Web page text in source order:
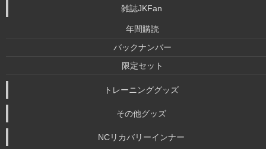
雑誌JKFan
年間購読
バックナンバー
限定セット
トレーニンググッズ
その他グッズ
NCリカバリーインナー